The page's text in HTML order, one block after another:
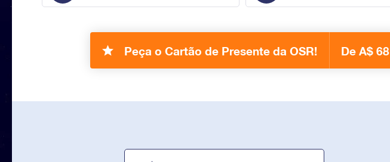
Peça o Cartão de Presente da OSR! De A$ 68